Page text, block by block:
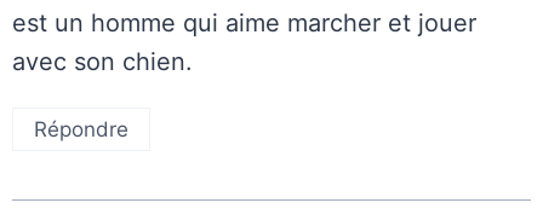
est un homme qui aime marcher et jouer
avec son chien.
Répondre